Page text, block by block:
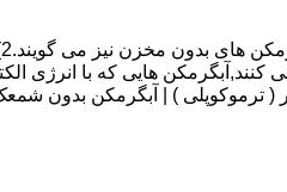
هایی که با انرژی
های گازسوز دیواری : آبگرمکن شمعک دار ( ترموکوپلی